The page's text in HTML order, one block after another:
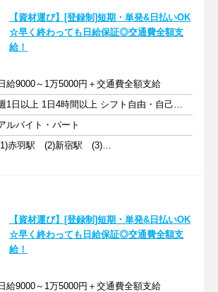
【資材運び】[登録制]短期・単発&日払いOK
☆早く終わっても日給保証◎交通費全額支
給！
日給9000～1万5000円＋交通費全額支給
週1日以上 1日4時間以上 シフト自由・自己申告
ルバイト・パート
(1)赤羽駅 (2)新宿駅 (3)池袋駅
【資材運び】[登録制]短期・単発&日払いOK
☆早く終わっても日給保証◎交通費全額支
給！
日給9000～1万5000円＋交通費全額支給